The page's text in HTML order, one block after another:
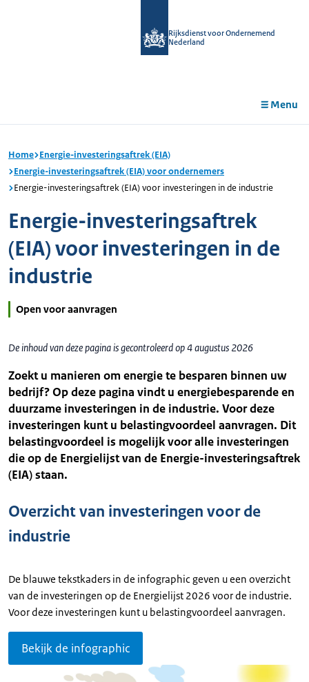
Rijksdienst voor Ondernemend
Nederland
Menu
Home Energie-investeringsaftrek (EIA)
Energie-investeringsaftrek (EIA) voor ondernemers
Energie-investeringsaftrek (EIA) voor investeringen in de industrie
Energie-investeringsaftrek
(EIA) voor investeringen in de
industrie
Open voor aanvragen
De inhoud van deze pagina is gecontroleerd op 4 augustus 2026
Zoekt u manieren om energie te besparen binnen uw
bedrijf? Op deze pagina vindt u energiebesparende en
duurzame investeringen in de industrie. Voor deze
investeringen kunt u belastingvoordeel aanvragen. Dit
belastingvoordeel is mogelijk voor alle investeringen
die op de Energielijst van de Energie-investeringsaftrek
(EIA) staan.
Overzicht van investeringen voor de
industrie
De blauwe tekstkaders in de infographic geven u een overzicht
van de investeringen op de Energielijst 2026 voor de industrie.
Voor deze investeringen kunt u belastingvoordeel aanvragen.
Bekijk de infographic